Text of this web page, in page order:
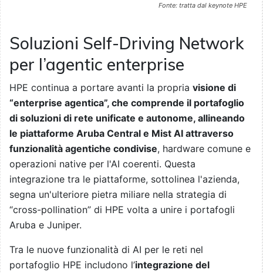
Fonte: tratta dal keynote HPE
Soluzioni Self-Driving Network
per l’agentic enterprise
HPE continua a portare avanti la propria visione di
“enterprise agentica”, che comprende il portafoglio
di soluzioni di rete unificate e autonome, allineando
le piattaforme Aruba Central e Mist AI attraverso
funzionalità agentiche condivise, hardware comune e
operazioni native per l'AI coerenti. Questa
integrazione tra le piattaforme, sottolinea l'azienda,
segna un'ulteriore pietra miliare nella strategia di
“cross-pollination” di HPE volta a unire i portafogli
Aruba e Juniper.
Tra le nuove funzionalità di AI per le reti nel
portafoglio HPE includono l’integrazione del